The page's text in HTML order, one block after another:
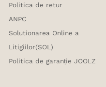
Politica de retur
ANPC
Solutionarea Online a
Litigiilor(SOL)
Politica de garanție JOOLZ